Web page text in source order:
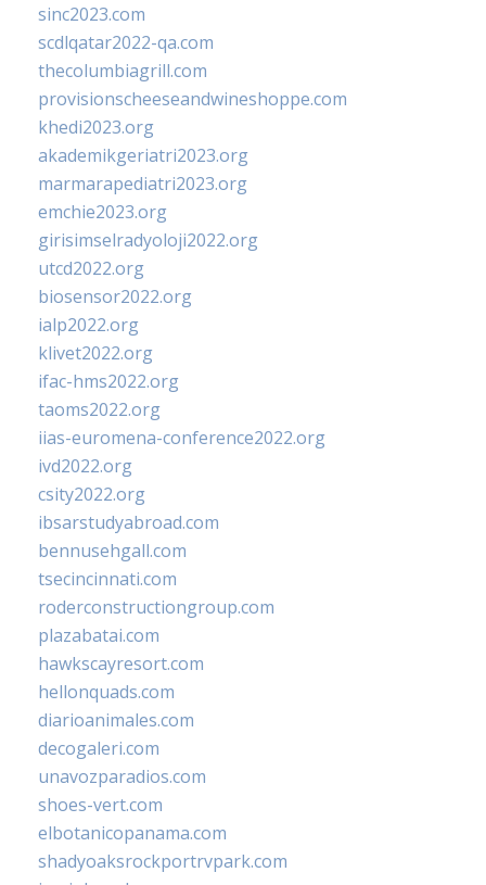
sinc2023.com
scdlqatar2022-qa.com
thecolumbiagrill.com
provisionscheeseandwineshoppe.com
khedi2023.org
akademikgeriatri2023.org
marmarapediatri2023.org
emchie2023.org
girisimselradyoloji2022.org
utcd2022.org
biosensor2022.org
ialp2022.org
klivet2022.org
ifac-hms2022.org
taoms2022.org
iias-euromena-conference2022.org
ivd2022.org
csity2022.org
ibsarstudyabroad.com
bennusehgall.com
tsecincinnati.com
roderconstructiongroup.com
plazabatai.com
hawkscayresort.com
hellonquads.com
diarioanimales.com
decogaleri.com
unavozparadios.com
shoes-vert.com
elbotanicopanama.com
shadyoaksrockportrvpark.com